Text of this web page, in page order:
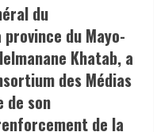
du
du Mayo-
Khatab, a
des Médias
de son
de la